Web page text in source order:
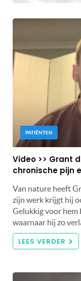
PATIËNTEN
Video >> Grant
chronische pijn
Van nature heeft
zijn werk krijgt hij
Gelukkig voor hem
waarnaar hij zo
LEES VERDER